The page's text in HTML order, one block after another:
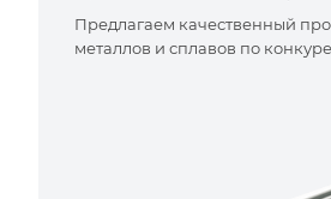
Предлагаем качественный
металлов и сплавов по